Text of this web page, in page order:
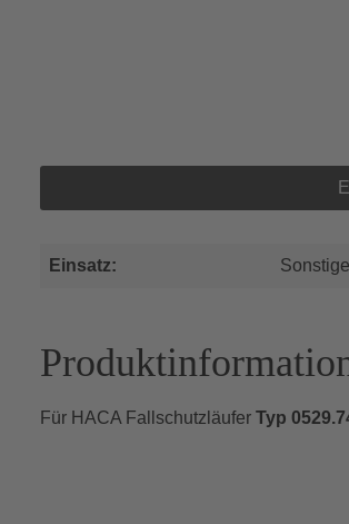
Einsatz:
Für HACA Fallschutzläufer Typ